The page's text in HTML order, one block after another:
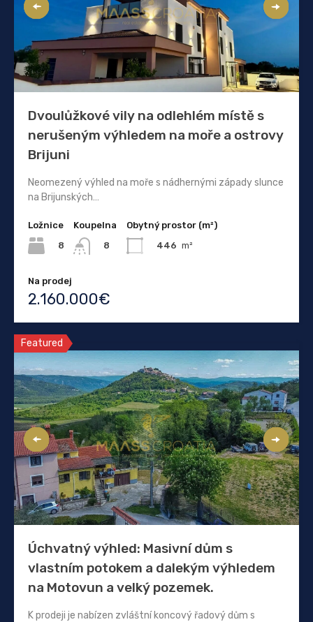
Dvoulůžkové vily na odlehlém místě s
nerušeným výhledem na moře a ostrovy
Brijuni
Neomezený výhled na moře s nádhernými západy slunce
na Brijunských…
Ložnice
8
Koupelna
8
Obytný prostor (m²)
446 m²
Na prodej
2.160.000€
Featured
Úchvatný výhled: Masivní dům s
vlastním potokem a dalekým výhledem
na Motovun a velký pozemek.
K prodeji je nabízen zvláštní koncový řadový dům s